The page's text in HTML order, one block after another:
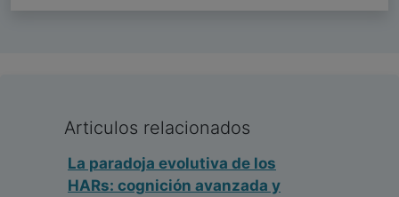
Articulos relacionados
La paradoja evolutiva de los
HARs: cognición avanzada y